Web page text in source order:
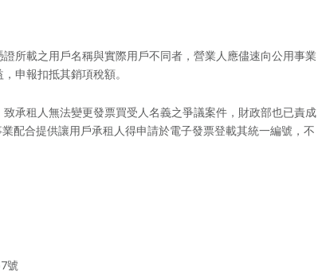
所載之用戶名稱與實際用戶不同者，營業人應儘速向公用事業
申報扣抵其銷項稅額。
承租人無法變更發票買受人名義之爭議案件，財政部也已責成
配合提供讓用戶承租人得申請於電子發票登載其統一編號，不
號